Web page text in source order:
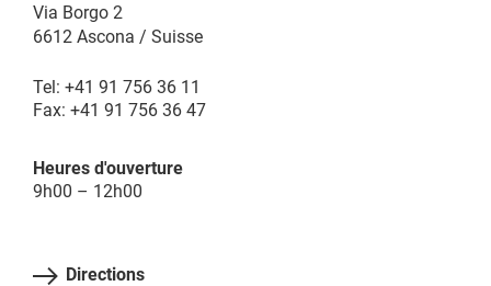
Via Borgo 2
6612 Ascona / Suisse
Tel: +41 91 756 36 11
Fax: +41 91 756 36 47
Heures d'ouverture
9h00 – 12h00
Directions